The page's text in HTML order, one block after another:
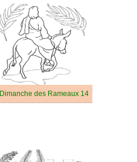
Dimanche des Rameaux 14